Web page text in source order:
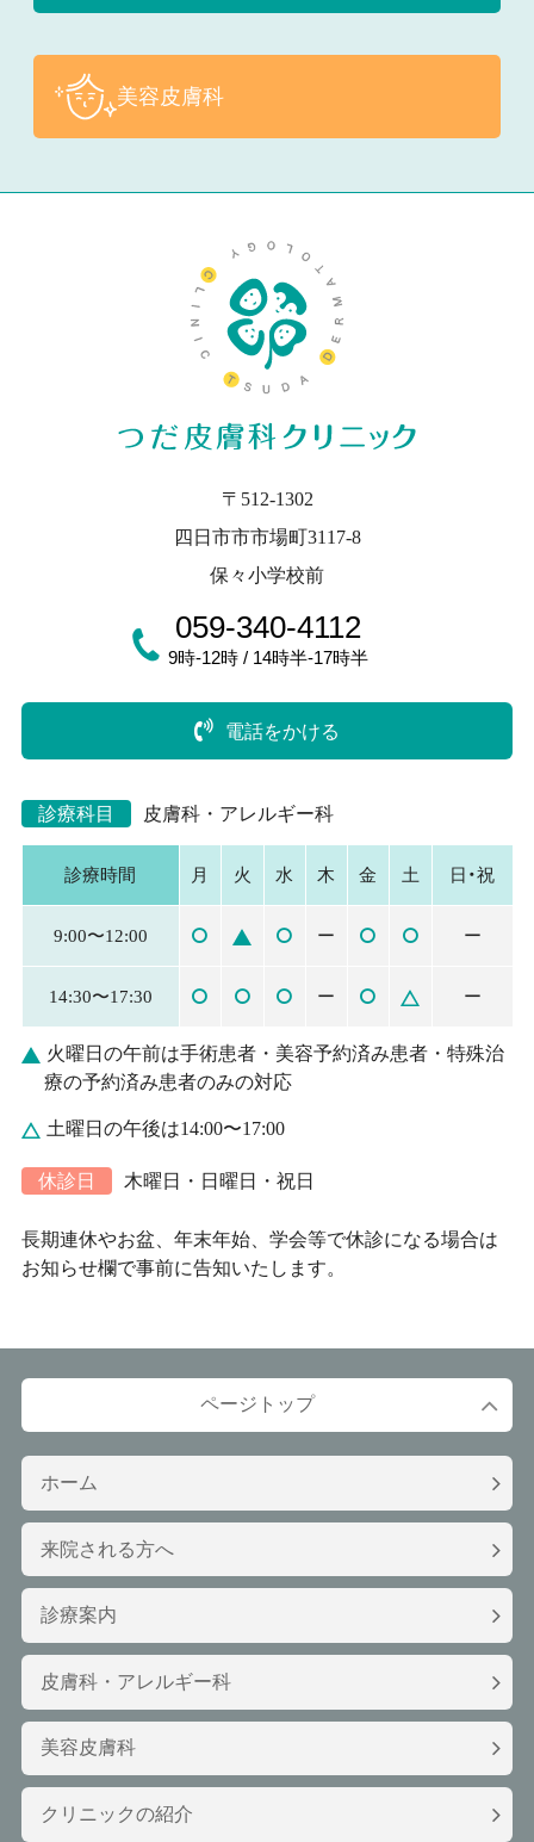
美容皮膚科
〒512-1302
四日市市市場町3117-8
保々小学校前
059-340-4112
9時-12時 / 14時半-17時半
電話をかける
診療科目 皮膚科・アレルギー科
診療時間 月 火 水 木 金 土 日 ・祝
9:00〜12:00 ー ー
14:30〜17:30 ー ー
火曜日の午前は手術患者・美容予約済み患者・特殊治
療の予約済み患者のみの対応
土曜日の午後は14:00〜17:00
休診日 木曜日・日曜日・祝日
長期連休やお盆、年末年始、学会等で休診になる場合は
お知らせ欄で事前に告知いたします。
ページトップ
ホーム
来院される方へ
診療案内
皮膚科・アレルギー科
美容皮膚科
クリニックの紹介